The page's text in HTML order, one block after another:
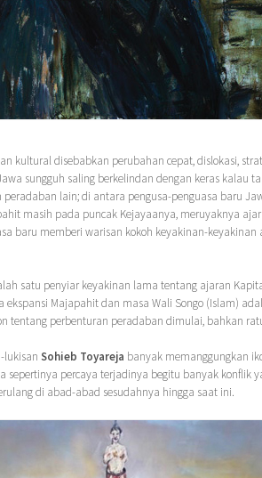
kultural disebabkan perubahan cepat, dislokasi,
sungguh saling berkelindan dengan keras kalau
lain; di antara pengusa-penguasa baru
masih pada puncak Kejayaanya, meruyaknya
baru memberi warisan kokoh keyakinan-keyakinan
satu penyiar keyakinan lama tentang ajaran
ekspansi Majapahit dan masa Wali Songo (Islam)
tentang perbenturan peradaban dimulai, bahkan
lukisan Sohieb Toyareja banyak memanggungkan
sepertinya percaya terjadinya begitu banyak konflik
di abad-abad sesudahnya hingga saat ini.